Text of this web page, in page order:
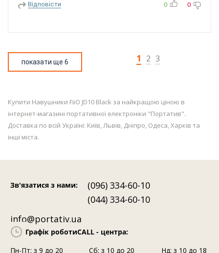
Відповісти 0 0
показати ще 6 1 2 3
Купити Навушники FiiO JD10 Black за найкращою ціною в
інтернет-магазині портативної електроніки "Портатив".
Доставка по всій Україні: Київ, Львів, Дніпро, Одеса, Харків та
інші міста.
Зв'язатися з нами:
(096) 334-60-10
(044) 334-60-10
info@portativ.ua
Графік роботиCALL - центра:
Пн-Пт: з 9 до 20
Сб: з 10 до 20 Нд: з 10 до 18